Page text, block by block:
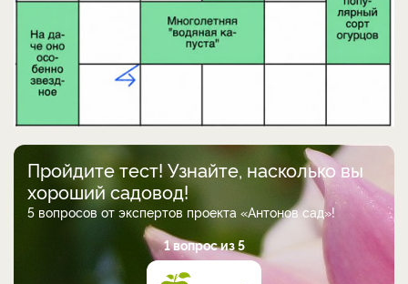
Пройдите тест! Узнайте, насколько вы
хороший садовод!
5 вопросов от экспертов проекта «Антонов сад»!
1 вопрос из 5